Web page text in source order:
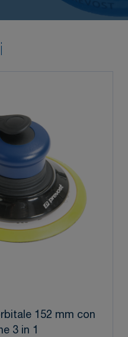
152 mm con
3 in 1